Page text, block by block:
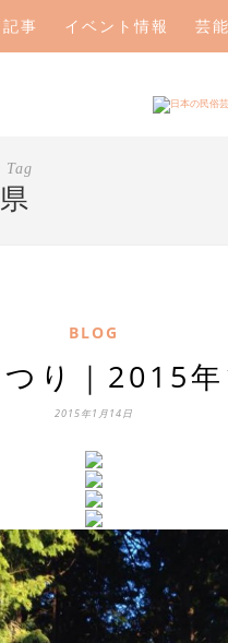
記事 イベント情報 芸
Tag
BLOG
り｜2015
2015年1月14日